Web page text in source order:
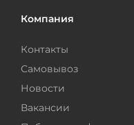
Компания
Контакты
Самовывоз
Новости
Вакансии